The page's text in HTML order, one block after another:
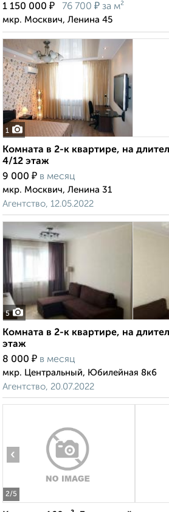
1 150 000 ₽ 76 700 ₽ за м²
мкр. Москвич, Ленина 45
1
Комната в 2-к квартире, на
4/12 этаж
9 000 ₽ в месяц
мкр. Москвич, Ленина 31
Агентство, 12.05.2022
5
Комната в 2-к квартире, на
этаж
8 000 ₽ в месяц
мкр. Центральный, Юбилейная 8к6
Агентство, 20.07.2022
2/5
‹